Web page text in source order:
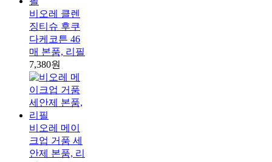
비오레 클렌
징티슈 후쿠
다케코튼 46
매 본품, 리필
7,380원
비오레 메이
크업 거품 세
안제 본품, 리